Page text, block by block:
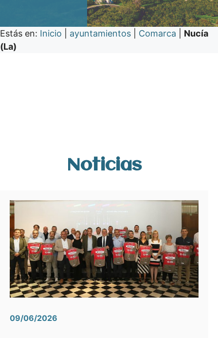
Estás en: Inicio ayuntamientos Comarca
Nucía
(La)
Noticias
09/06/2026